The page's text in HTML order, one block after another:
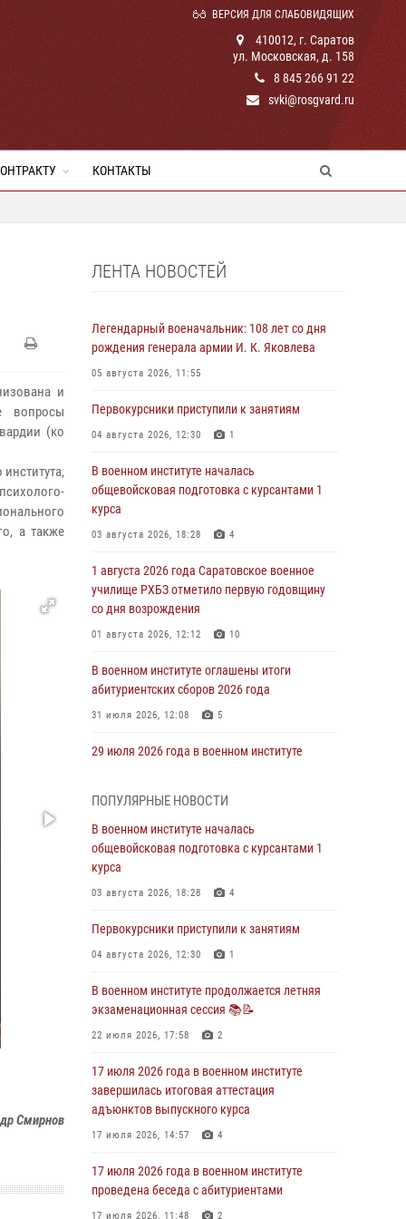
ВЕРСИЯ ДЛЯ СЛАБОВИДЯЩИХ
410012, г. Саратов
ул. Московская, д. 158
8 845 266 91 22
svki@rosgvard.ru
КОНТАКТЫ
и
вопросы
(ко
а также
Смирнов
ЛЕНТА НОВОСТЕЙ
Легендарный военачальник: 108 лет со дня
рождения генерала армии И. К. Яковлева
05 августа 2026, 11:55
Первокурсники приступили к занятиям
04 августа 2026, 12:30 1
В военном институте началась
общевойсковая подготовка с курсантами 1
курса
03 августа 2026, 18:28 4
1 августа 2026 года Саратовское военное
училище РХБЗ отметило первую годовщину
со дня возрождения
01 августа 2026, 12:12 10
В военном институте оглашены итоги
абитуриентских сборов 2026 года
31 июля 2026, 12:08 5
29 июля 2026 года в военном институте
29 июля 2026 года курсанты военного
института успешно сдали экзамен по
вождению
28 июля 2026 года в военном институте
молебен
28 июля 2026, 13:39 7
экзаменационная сессия
28 июля 2026, 10:41 1
27 июля 2026 года в военном институте
27 июля 2026, 10:45 4
ПОПУЛЯРНЫЕ НОВОСТИ
В военном институте началась
общевойсковая подготовка с курсантами 1
курса
03 августа 2026, 18:28 4
Первокурсники приступили к занятиям
04 августа 2026, 12:30 1
В военном институте продолжается летняя
экзаменационная сессия 📚📝
22 июля 2026, 17:58 2
17 июля 2026 года в военном институте
завершилась итоговая аттестация
адъюнктов выпускного курса
17 июля 2026, 14:57 4
17 июля 2026 года в военном институте
проведена беседа с абитуриентами
17 июля 2026, 11:48 2